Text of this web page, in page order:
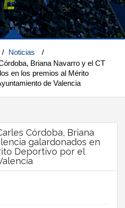
/ Noticias
/
Briana Navarro y el CT
en los premios al Mérito
de Valencia
Córdoba, Briana
galardonados en
Deportivo por el